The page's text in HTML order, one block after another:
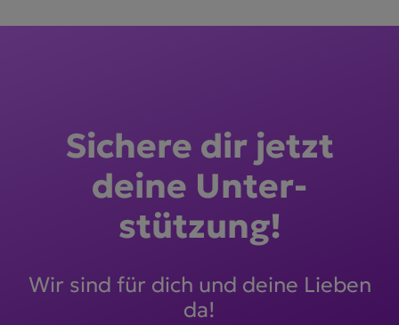
Sichere dir jetzt
deine Unter­
stützung!
Wir sind für dich und deine Lieben
da!